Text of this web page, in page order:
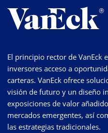
El principio rector de VanEck
inversores acceso a
carteras. VanEck ofrece
visión de futuro y un diseño
exposiciones de valor
mercados emergentes, así
las estrategias tradicionales.